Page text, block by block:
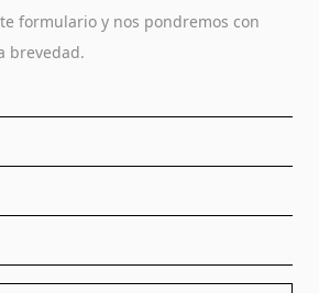
formulario y nos pondremos con
brevedad.